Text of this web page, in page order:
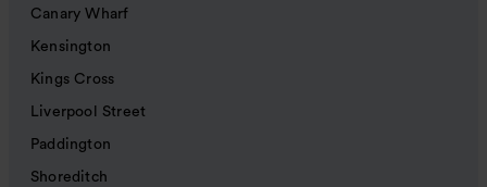
Canary Wharf
Kensington
Kings Cross
Liverpool Street
Paddington
Shoreditch